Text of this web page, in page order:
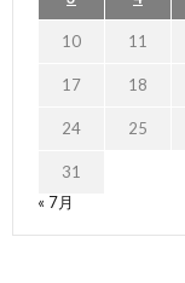
10 11
17 18
24 25
31
« 7月